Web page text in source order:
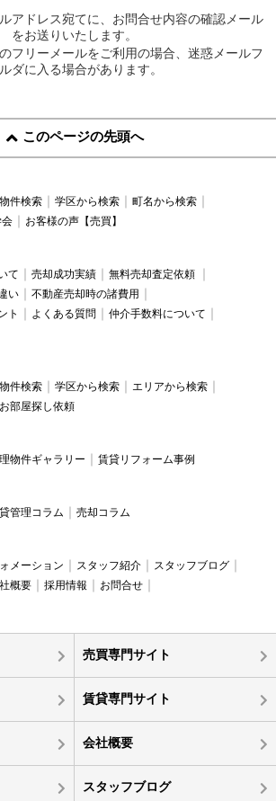
アドレス宛てに、お問合せ内容の確認メール
をお送りいたします。
フリーメールをご利用の場合、迷惑メールフ
ダに入る場合があります。
このページの先頭へ
件検索 学区から検索
町名から検索
お客様の声【売買】
て 売却成功実績
無料売却査定依頼
い
不動産売却時の諸費用
ト
よくある質問
仲介手数料について
件検索 学区から検索
エリアから検索
お部屋探し依頼
物件ギャラリー 賃貸リフォーム事例
管理コラム 売却コラム
メーション スタッフ紹介
スタッフブログ
概要 採用情報
お問合せ
売買専門サイト
賃貸専門サイト
会社概要
スタッフブログ